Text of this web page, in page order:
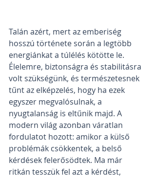
Talán azért, mert az emberiség
hosszú története során a legtöbb
energiánkat a túlélés kötötte le.
Élelemre, biztonságra és stabilitásra
volt szükségünk, és természetesnek
tűnt az elképzelés, hogy ha ezek
egyszer megvalósulnak, a
nyugtalanság is eltűnik majd. A
modern világ azonban váratlan
fordulatot hozott: amikor a külső
problémák csökkentek, a belső
kérdések felerősödtek. Ma már
ritkán tesszük fel azt a kérdést,